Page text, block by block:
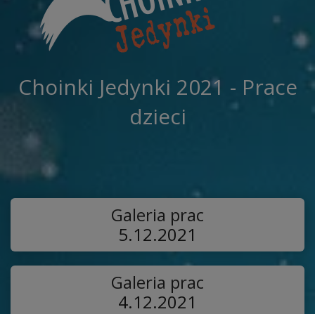
Choinki Jedynki 2021 - Prace
dzieci
Galeria prac
5.12.2021
Galeria prac
4.12.2021